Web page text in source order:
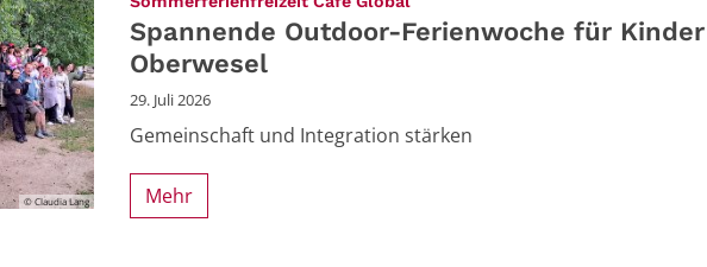
© Claudia Lang
Spannende Outdoor-Ferienwoche für
Oberwesel
29. Juli 2026
Gemeinschaft und Integration stärken
Mehr